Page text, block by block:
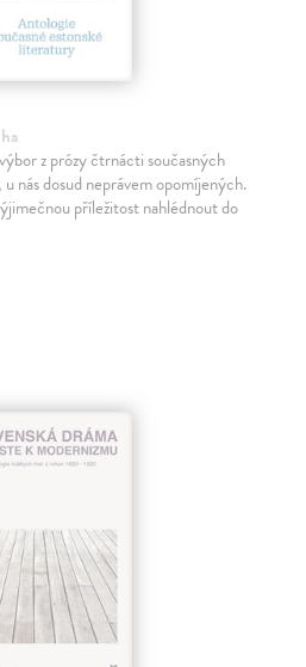
z prózy čtrnácti současných
nás dosud neprávem opomíjených.
příležitost nahlédnout do